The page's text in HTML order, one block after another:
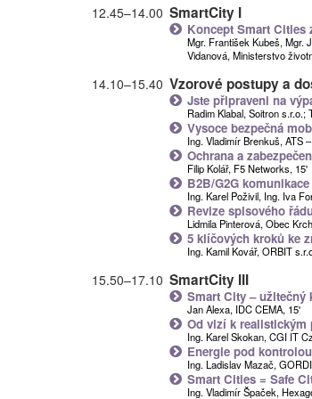
12.45–14.00 SmartCity I
Koncept Smart Cities
Mgr. František Kubeš, Mgr.
Vidanová, Ministerstvo
14.10–15.40 Vzorové postupy a
Jste připraveni na
Radim Klabal, Soitron
Vysoce bezpečná
Ing. Vladimír Brenkuš, ATS
Ochrana a
Filip Kolář, F5 Networks, 15'
B2B/G2G komunikace
Ing. Karel Poživil, Ing. Iva
Revize spisového
Lidmila Pinterová, Obec
5 klíčových kroků ke
Ing. Kamil Kovář, ORBIT
15.50–17.10 SmartCity III
Smart City – užitečný
Jan Alexa, IDC CEMA, 15'
Od vizí k realistickým
Ing. Karel Skokan, CGI IT
Energie pod kontrolou
Ing. Ladislav Mazač,
Smart Cities = Safe
Ing. Vladimír Špaček,